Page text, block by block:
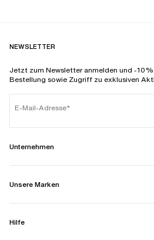
NEWSLETTER
Jetzt zum Newsletter anmelden und -
Bestellung sowie Zugriff zu exklusiven
E-Mail-Adresse
Unternehmen
Unsere Marken
Hilfe